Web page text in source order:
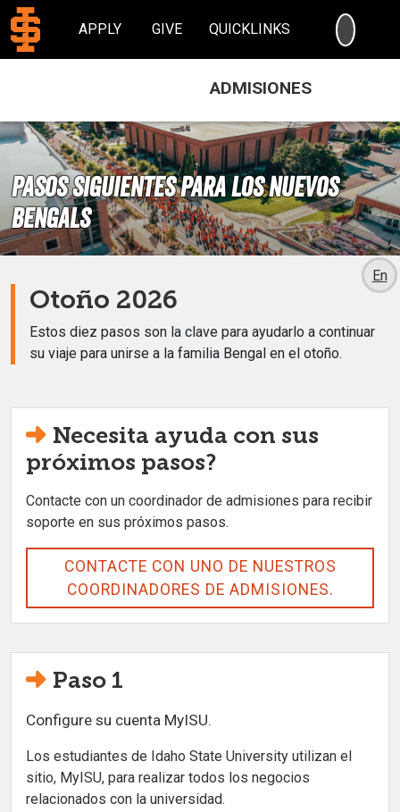
APPLY GIVE QUICKLINKS
ADMISIONES
Pasos siguientes para los Nuevos
Bengals
Otoño 2026
Estos diez pasos son la clave para ayudarlo a continuar
su viaje para unirse a la familia Bengal en el otoño.
En
Necesita ayuda con sus
próximos pasos?
Contacte con un coordinador de admisiones para recibir
soporte en sus próximos pasos.
CONTACTE CON UNO DE NUESTROS
COORDINADORES DE ADMISIONES.
Paso 1
Configure su cuenta MyISU.
Los estudiantes de Idaho State University utilizan el
sitio, MyISU, para realizar todos los negocios
relacionados con la universidad.